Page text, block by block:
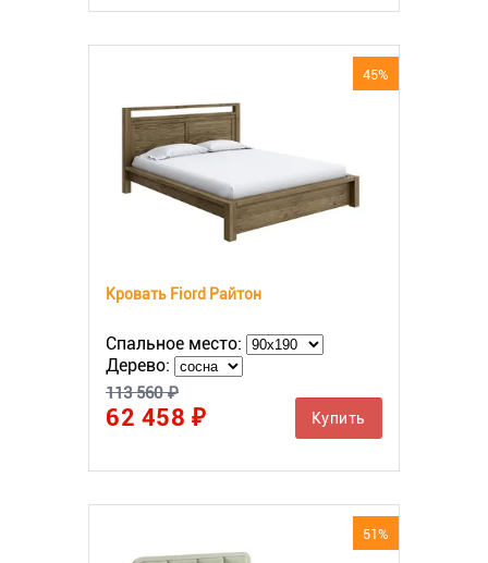
45%
Кровать Fiord Райтон
Спальное место:
Дерево:
113 560 ₽
62 458 ₽ Купить
51%